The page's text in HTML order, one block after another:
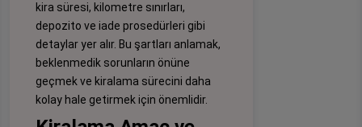
kira süresi, kilometre sınırları,
depozito ve iade prosedürleri gibi
detaylar yer alır. Bu şartları anlamak,
beklenmedik sorunların önüne
geçmek ve kiralama sürecini daha
kolay hale getirmek için önemlidir.